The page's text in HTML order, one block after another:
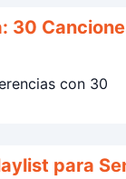
30
con 30
para